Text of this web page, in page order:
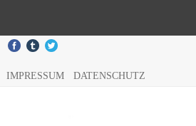
IMPRESSUM DATENSCHUTZ